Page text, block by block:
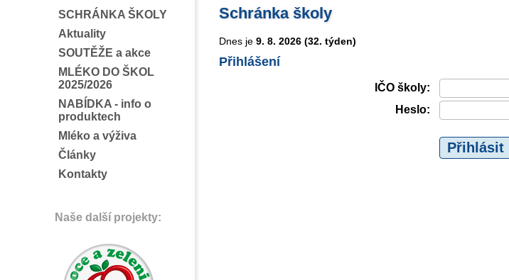
SCHRÁNKA ŠKOLY
Aktuality
SOUTĚŽE a akce
MLÉKO DO ŠKOL
2025/2026
NABÍDKA - info o
produktech
Mléko a výživa
Články
Kontakty
Naše další projekty:
Schránka školy
Dnes je 9. 8. 2026 (32. týden)
Přihlášení
IČO školy:
Heslo: